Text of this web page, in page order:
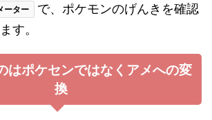
ーター
で、ポケモンのげんきを確認
す。
はポケセンではなくアメへの変
換